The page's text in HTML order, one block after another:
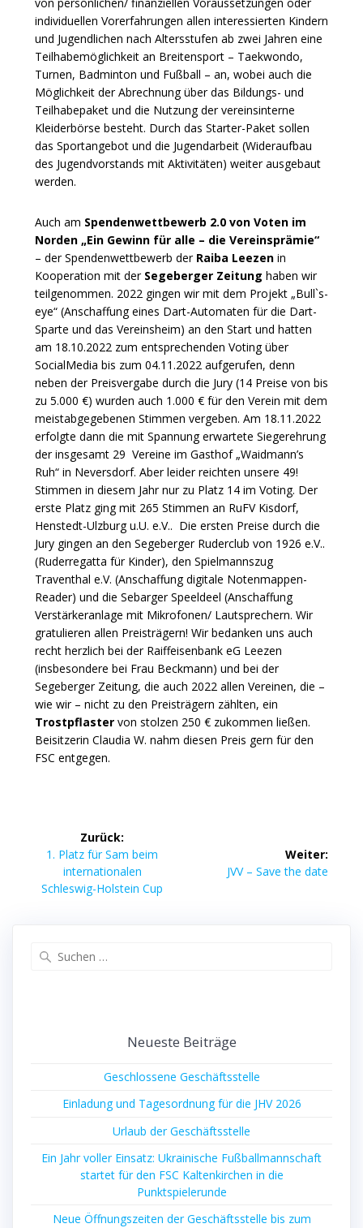
individuellen Vorerfahrungen allen interessierten Kindern
und Jugendlichen nach Altersstufen ab zwei Jahren eine
Teilhabemöglichkeit an Breitensport – Taekwondo,
Turnen, Badminton und Fußball – an, wobei auch die
Möglichkeit der Abrechnung über das Bildungs- und
Teilhabepaket und die Nutzung der vereinsinterne
Kleiderbörse besteht. Durch das Starter-Paket sollen
das Sportangebot und die Jugendarbeit (Wideraufbau
des Jugendvorstands mit Aktivitäten) weiter ausgebaut
werden.
Auch am Spendenwettbewerb 2.0 von Voten im
Norden „Ein Gewinn für alle – die Vereinsprämie“
– der Spendenwettbewerb der Raiba Leezen in
Kooperation mit der Segeberger Zeitung haben wir
teilgenommen. 2022 gingen wir mit dem Projekt „Bull`s-
eye“ (Anschaffung eines Dart-Automaten für die Dart-
Sparte und das Vereinsheim) an den Start und hatten
am 18.10.2022 zum entsprechenden Voting über
SocialMedia bis zum 04.11.2022 aufgerufen, denn
neben der Preisvergabe durch die Jury (14 Preise von bis
zu 5.000 €) wurden auch 1.000 € für den Verein mit dem
meistabgegebenen Stimmen vergeben. Am 18.11.2022
erfolgte dann die mit Spannung erwartete Siegerehrung
der insgesamt 29 Vereine im Gasthof „Waidmann’s
Ruh“ in Neversdorf. Aber leider reichten unsere 49!
Stimmen in diesem Jahr nur zu Platz 14 im Voting. Der
erste Platz ging mit 265 Stimmen an RuFV Kisdorf,
Henstedt-Ulzburg u.U. e.V.. Die ersten Preise durch die
Jury gingen an den Segeberger Ruderclub von 1926 e.V..
(Ruderregatta für Kinder), den Spielmannszug
Traventhal e.V. (Anschaffung digitale Notenmappen-
Reader) und die Sebarger Speeldeel (Anschaffung
Verstärkeranlage mit Mikrofonen/ Lautsprechern. Wir
gratulieren allen Preisträgern! Wir bedanken uns auch
recht herzlich bei der Raiffeisenbank eG Leezen
(insbesondere bei Frau Beckmann) und bei der
Segeberger Zeitung, die auch 2022 allen Vereinen, die –
wie wir – nicht zu den Preisträgern zählten, ein
Trostpflaster von stolzen 250 € zukommen ließen.
Beisitzerin Claudia W. nahm diesen Preis gern für den
FSC entgegen.
Beitragsnavigation
Zurück:
Vorheriger
Beitrag:
1. Platz für Sam beim
internationalen
Schleswig-Holstein Cup
Weiter:
Nächster
JVV – Save the date
Neueste Beiträge
Geschlossene Geschäftsstelle
Einladung und Tagesordnung für die JHV 2026
Urlaub der Geschäftsstelle
Ein Jahr voller Einsatz: Ukrainische Fußballmannschaft
startet für den FSC Kaltenkirchen in die
Punktspielerunde
Neue Öffnungszeiten der Geschäftsstelle bis zum